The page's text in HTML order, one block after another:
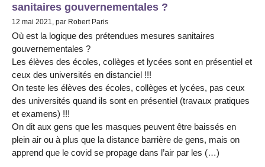
sanitaires gouvernementales ?
12 mai 2021, par Robert Paris
Où est la logique des prétendues mesures sanitaires
gouvernementales ?
Les élèves des écoles, collèges et lycées sont en présentiel et
ceux des universités en distanciel !!!
On teste les élèves des écoles, collèges et lycées, pas ceux
des universités quand ils sont en présentiel (travaux pratiques
et examens) !!!
On dit aux gens que les masques peuvent être baissés en
plein air ou à plus que la distance barrière de gens, mais on
apprend que le covid se propage dans l’air par les (…)